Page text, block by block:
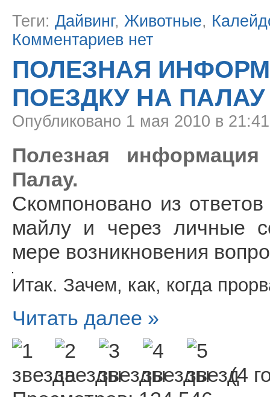
Теги: Дайвинг, Животные,
Комментариев нет
ПОЛЕЗНАЯ
ПОЕЗДКУ НА ПАЛАУ
Опубликовано 1 мая 2010 в
Полезная
Палау.
Скомпоновано из
майлу и через личные
мере возникновения
Итак. Зачем, как, когда
Читать далее »
(4